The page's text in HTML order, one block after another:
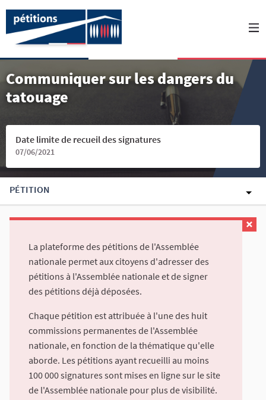
Communiquer sur les dangers du
tatouage
Date limite de recueil des signatures
07/06/2021
PÉTITION
La plateforme des pétitions de l'Assemblée
nationale permet aux citoyens d'adresser des
pétitions à l'Assemblée nationale et de signer
des pétitions déjà déposées.
Chaque pétition est attribuée à l'une des huit
commissions permanentes de l'Assemblée
nationale, en fonction de la thématique qu'elle
aborde. Les pétitions ayant recueilli au moins
100 000 signatures sont mises en ligne sur le site
de l'Assemblée nationale pour plus de visibilité.